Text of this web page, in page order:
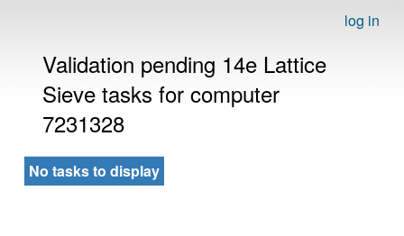
log in
Validation pending 14e Lattice
Sieve tasks for computer
7231328
No tasks to display